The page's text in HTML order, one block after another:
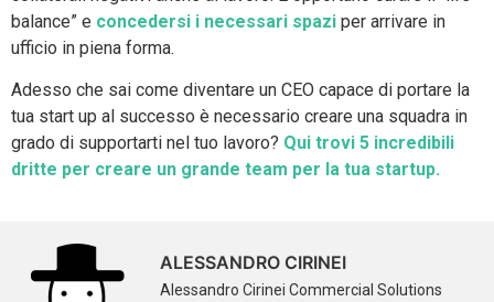
balance” e concedersi i necessari spazi per arrivare in
ufficio in piena forma.
Adesso che sai come diventare un CEO capace di portare la
tua start up al successo è necessario creare una squadra in
grado di supportarti nel tuo lavoro? Qui trovi 5 incredibili
dritte per creare un grande team per la tua startup.
ALESSANDRO CIRINEI
Alessandro Cirinei Commercial Solutions